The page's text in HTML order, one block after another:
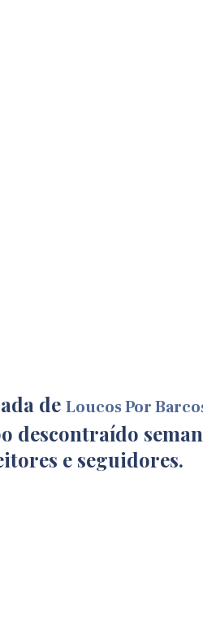
de Loucos Por
descontraído
e seguidores.